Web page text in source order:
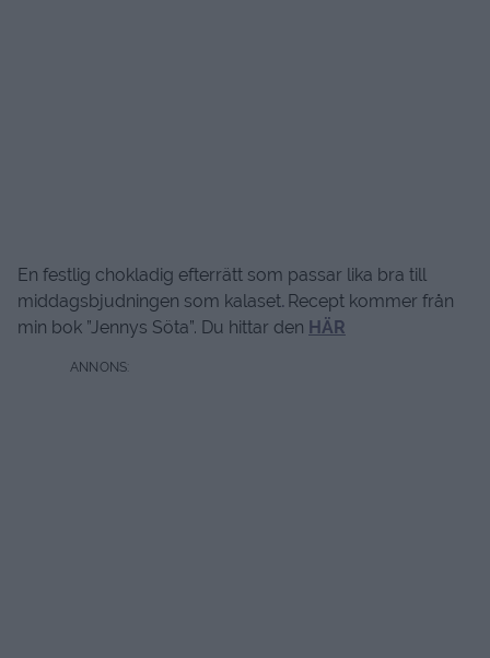
En festlig chokladig efterrätt som passar lika bra till
middagsbjudningen som kalaset. Recept kommer från
min bok ”Jennys Söta”. Du hittar den HÄR